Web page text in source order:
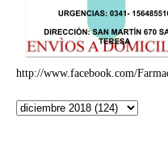
http://www.facebook.com/